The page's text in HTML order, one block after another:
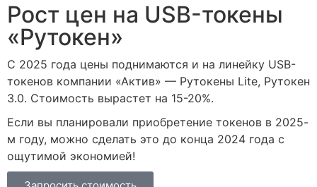
Рост цен на USB-токены
«Рутокен»
С 2025 года цены поднимаются и на линейку USB-
токенов компании «Актив» — Рутокены Lite, Рутокен
3.0. Стоимость вырастет на 15-20%.
Если вы планировали приобретение токенов в 2025-
м году, можно сделать это до конца 2024 года с
ощутимой экономией!